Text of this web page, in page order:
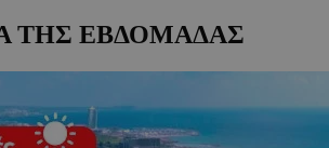
ΤΗΣ ΕΒΔΟΜΑΔΑΣ